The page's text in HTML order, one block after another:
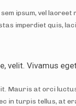
ipsum, vel
imperdiet quis,
velit. Vivamus
Mauris at orci
in turpis tellus, at